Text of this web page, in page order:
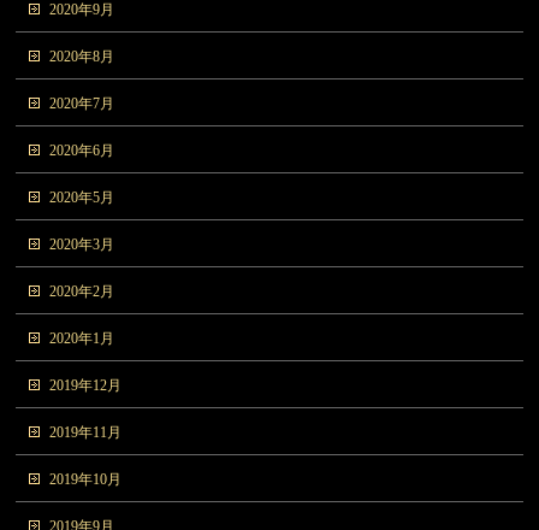
2020年9月
2020年8月
2020年7月
2020年6月
2020年5月
2020年3月
2020年2月
2020年1月
2019年12月
2019年11月
2019年10月
2019年9月